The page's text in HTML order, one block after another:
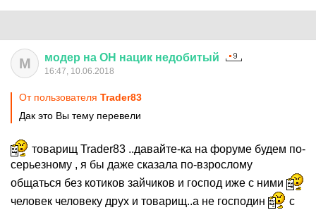
М модер на ОН нацик недобитый
16:47, 10.06.2018
От пользователя Trader83
Дак это Вы тему перевели
товарищ Trader83 ..давайте-ка на форуме будем по-
серьезному , я бы даже сказала по-взрослому
общаться без котиков зайчиков и господ иже с ними
человек человеку друх и товарищ..а не господин
с